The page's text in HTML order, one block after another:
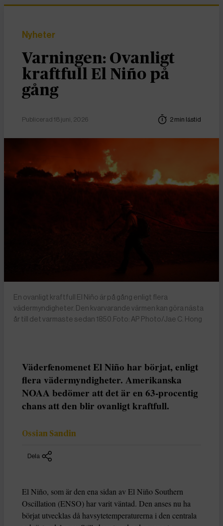
Nyheter
Varningen: Ovanligt
kraftfull El Niño på
gång
Publicerad 18 juni, 2026 2 min lästid
En ovanligt kraftfull El Niño är på gång enligt flera
vädermyndigheter. Den kvarvarande värmen kan göra nästa
år till det varmaste sedan 1850.Foto: AP Photo/Jae C. Hong
Väderfenomenet El Niño har börjat, enligt
flera vädermyndigheter. Amerikanska
NOAA bedömer att det är en 63-procentig
chans att den blir ovanligt kraftfull.
Ossian Sandin
Dela
El Niño, som är den ena sidan av El Niño Southern
Oscillation (ENSO) har varit väntad. Den anses nu ha
börjat utvecklas då havsytetemperaturerna i den centrala